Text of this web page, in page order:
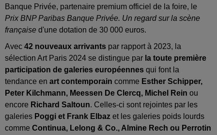
Banque Privée, partenaire premium officiel de la foire, le
Prix BNP Paribas Banque Privée. Un regard sur la scène
française d'une dotation de 30 000 euros.
Avec 42 nouveaux arrivants par rapport à 2023, la
sélection Art Paris 2024 se distingue par la toute première
participation de galeries européennes qui font la
tendance en art contemporain comme Esther Schipper,
Peter Kilchmann, Meessen De Clercq, Michel Rein ou
encore Richard Saltoun. Celles-ci sont rejointes par les
galeries Poggi et Frank Elbaz et les galeries poids lourds
comme Continua, Lelong & Co., Almine Rech ou Perrotin